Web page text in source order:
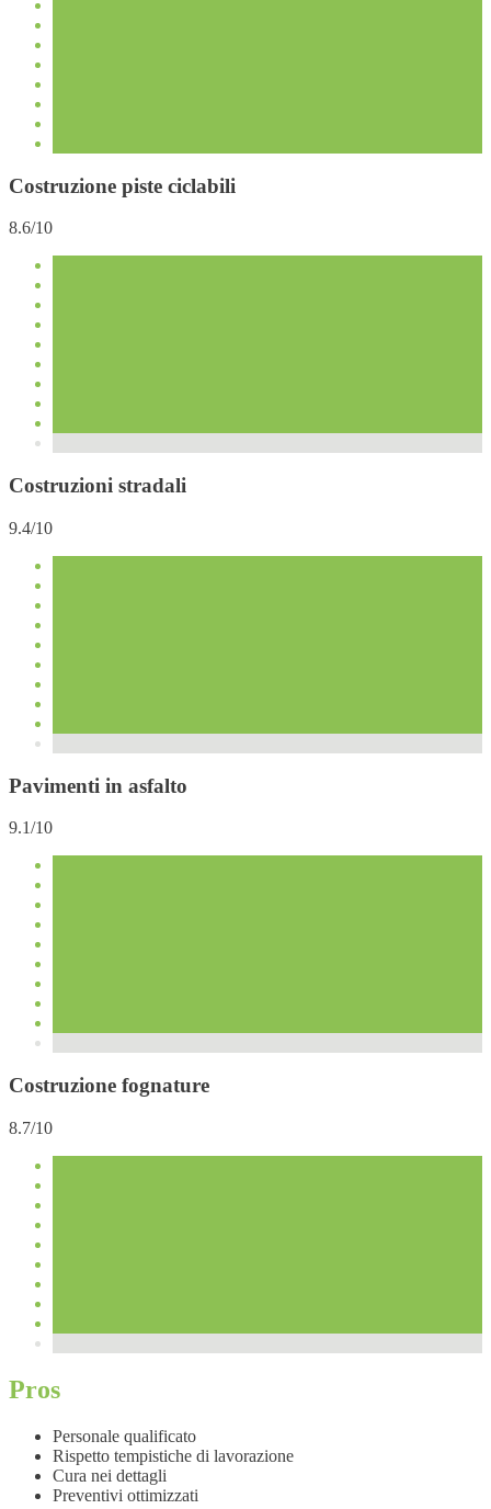
Costruzione piste ciclabili
8.6/10
Costruzioni stradali
9.4/10
Pavimenti in asfalto
9.1/10
Costruzione fognature
8.7/10
Pros
Personale qualificato
Rispetto tempistiche di lavorazione
Cura nei dettagli
Preventivi ottimizzati